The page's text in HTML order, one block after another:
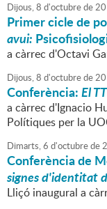
Dijous,8 d'octubrede
Primer cicle de
avui:
a càrrec d'Octavi
Dijous,8 d'octubrede
Conferència:El
a càrrec d'Ignacio
Polítiques per la
Dimarts,6 d'octubrede
Conferència de
signes d'identitat
Lliçó inaugural a